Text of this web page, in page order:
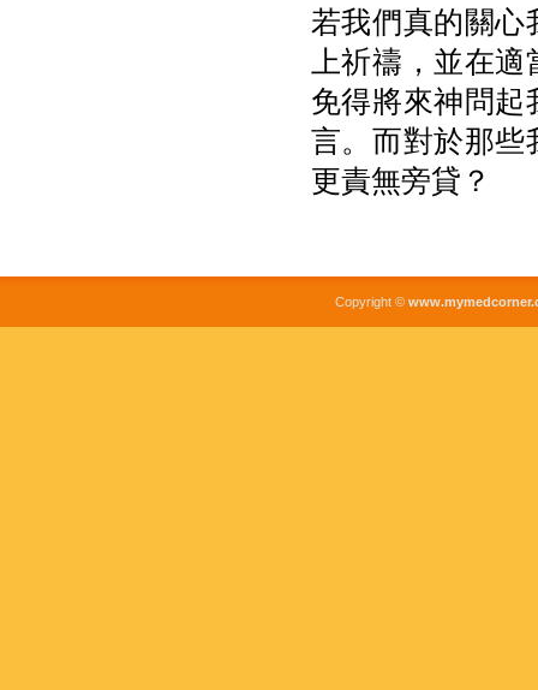
若我們真的關心
上祈禱，並在
免得將來神問起
言。而對於那些
更責無旁貸？
Copyright ©